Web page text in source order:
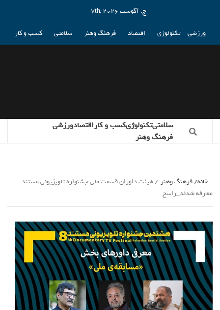
ج. آگوست 7th, 2026
ورزشی تکنولوژی اقتصاد فرهنگ وهنر سلامتی کسب و کار
سلامتیتکنولوژیکسب و کاراقتصادورزشی
فرهنگ وهنر
خانه فرهنگ وهنر
هیئت داوران قسمت ملی جشنواره تلویزیونی مستند
معارفه شدند_راسخ